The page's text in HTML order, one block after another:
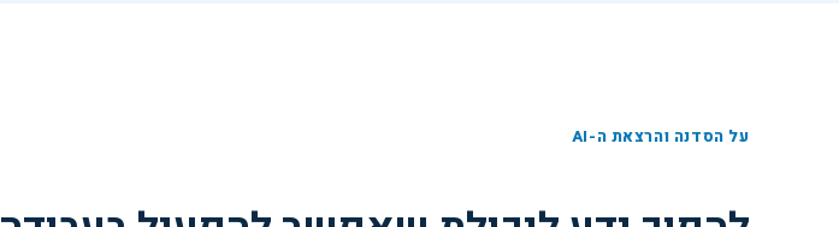
על הסדנה והרצאת ה-AI